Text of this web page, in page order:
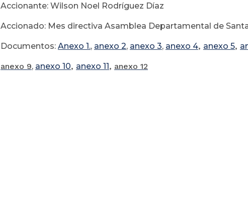
Accionante: Wilson Noel Rodríguez Díaz
Accionado: Mes directiva Asamblea Departamental de
Documentos: Anexo 1., anexo 2, anexo 3, anexo 4, anexo 5,
anexo 9, anexo 10, anexo 11, anexo 12